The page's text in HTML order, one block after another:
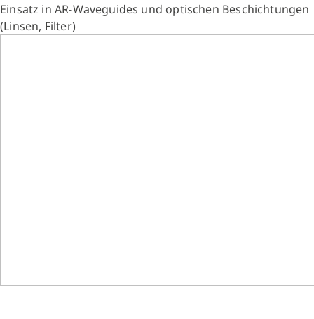
Einsatz in AR-Waveguides und optischen Beschichtungen
(Linsen, Filter)